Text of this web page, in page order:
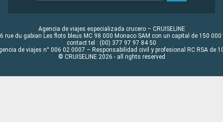
Agencia de viajes especializada crucero – CRUISELINE
rue du gabian Les flots bleus MC 98 000 Monaco SAM con un capital de 150 000
contact tel : (00) 377 97 97 84 50
de viajes n° 006 02 0007 – Responsabilidad civil y profesional RC RSA de
© CRUISELINE 2026 - all rights reserved